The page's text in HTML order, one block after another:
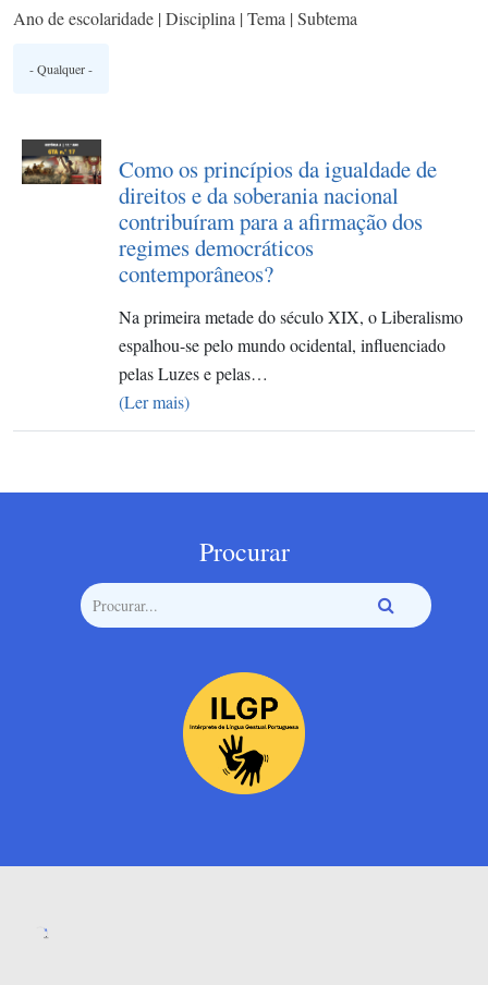
Ano de escolaridade | Disciplina | Tema | Subtema
Como os princípios da igualdade de
direitos e da soberania nacional
contribuíram para a afirmação dos
regimes democráticos
contemporâneos?
Na primeira metade do século XIX, o Liberalismo
espalhou-se pelo mundo ocidental, influenciado
pelas Luzes e pelas…
(Ler mais)
Procurar